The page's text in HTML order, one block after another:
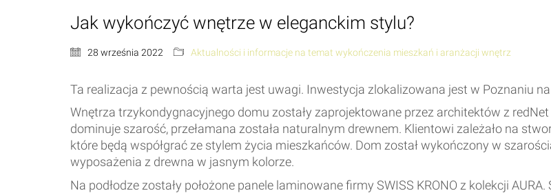
Jak wykończyć wnętrze w eleganckim stylu?
28 września 2022 Aktualności i informacje na temat wykończenia mieszkań i aranżacji wnętrz
Ta realizacja z pewnością warta jest uwagi. Inwestycja zlokalizowana jest w Poznaniu
Wnętrza trzykondygnacyjnego domu zostały zaprojektowane przez architektów z
dominuje szarość, przełamana została naturalnym drewnem. Klientowi zależało na
które będą współgrać ze stylem życia mieszkańców. Dom został wykończony w
wyposażenia z drewna w jasnym kolorze.
Na podłodze zostały położone panele laminowane firmy SWISS KRONO z kolekcji